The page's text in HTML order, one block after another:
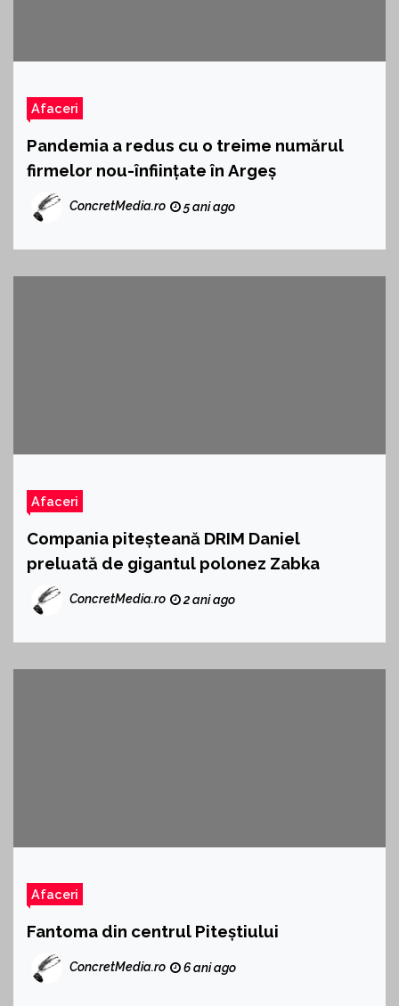
Afaceri
Pandemia a redus cu o treime numărul
firmelor nou-înființate în Argeș
ConcretMedia.ro 5 ani ago
Afaceri
Compania piteșteană DRIM Daniel
preluată de gigantul polonez Zabka
ConcretMedia.ro 2 ani ago
Afaceri
Fantoma din centrul Piteștiului
ConcretMedia.ro 6 ani ago